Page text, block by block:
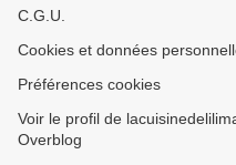
C.G.U.
Cookies et données
Préférences cookies
Voir le profil de
Overblog